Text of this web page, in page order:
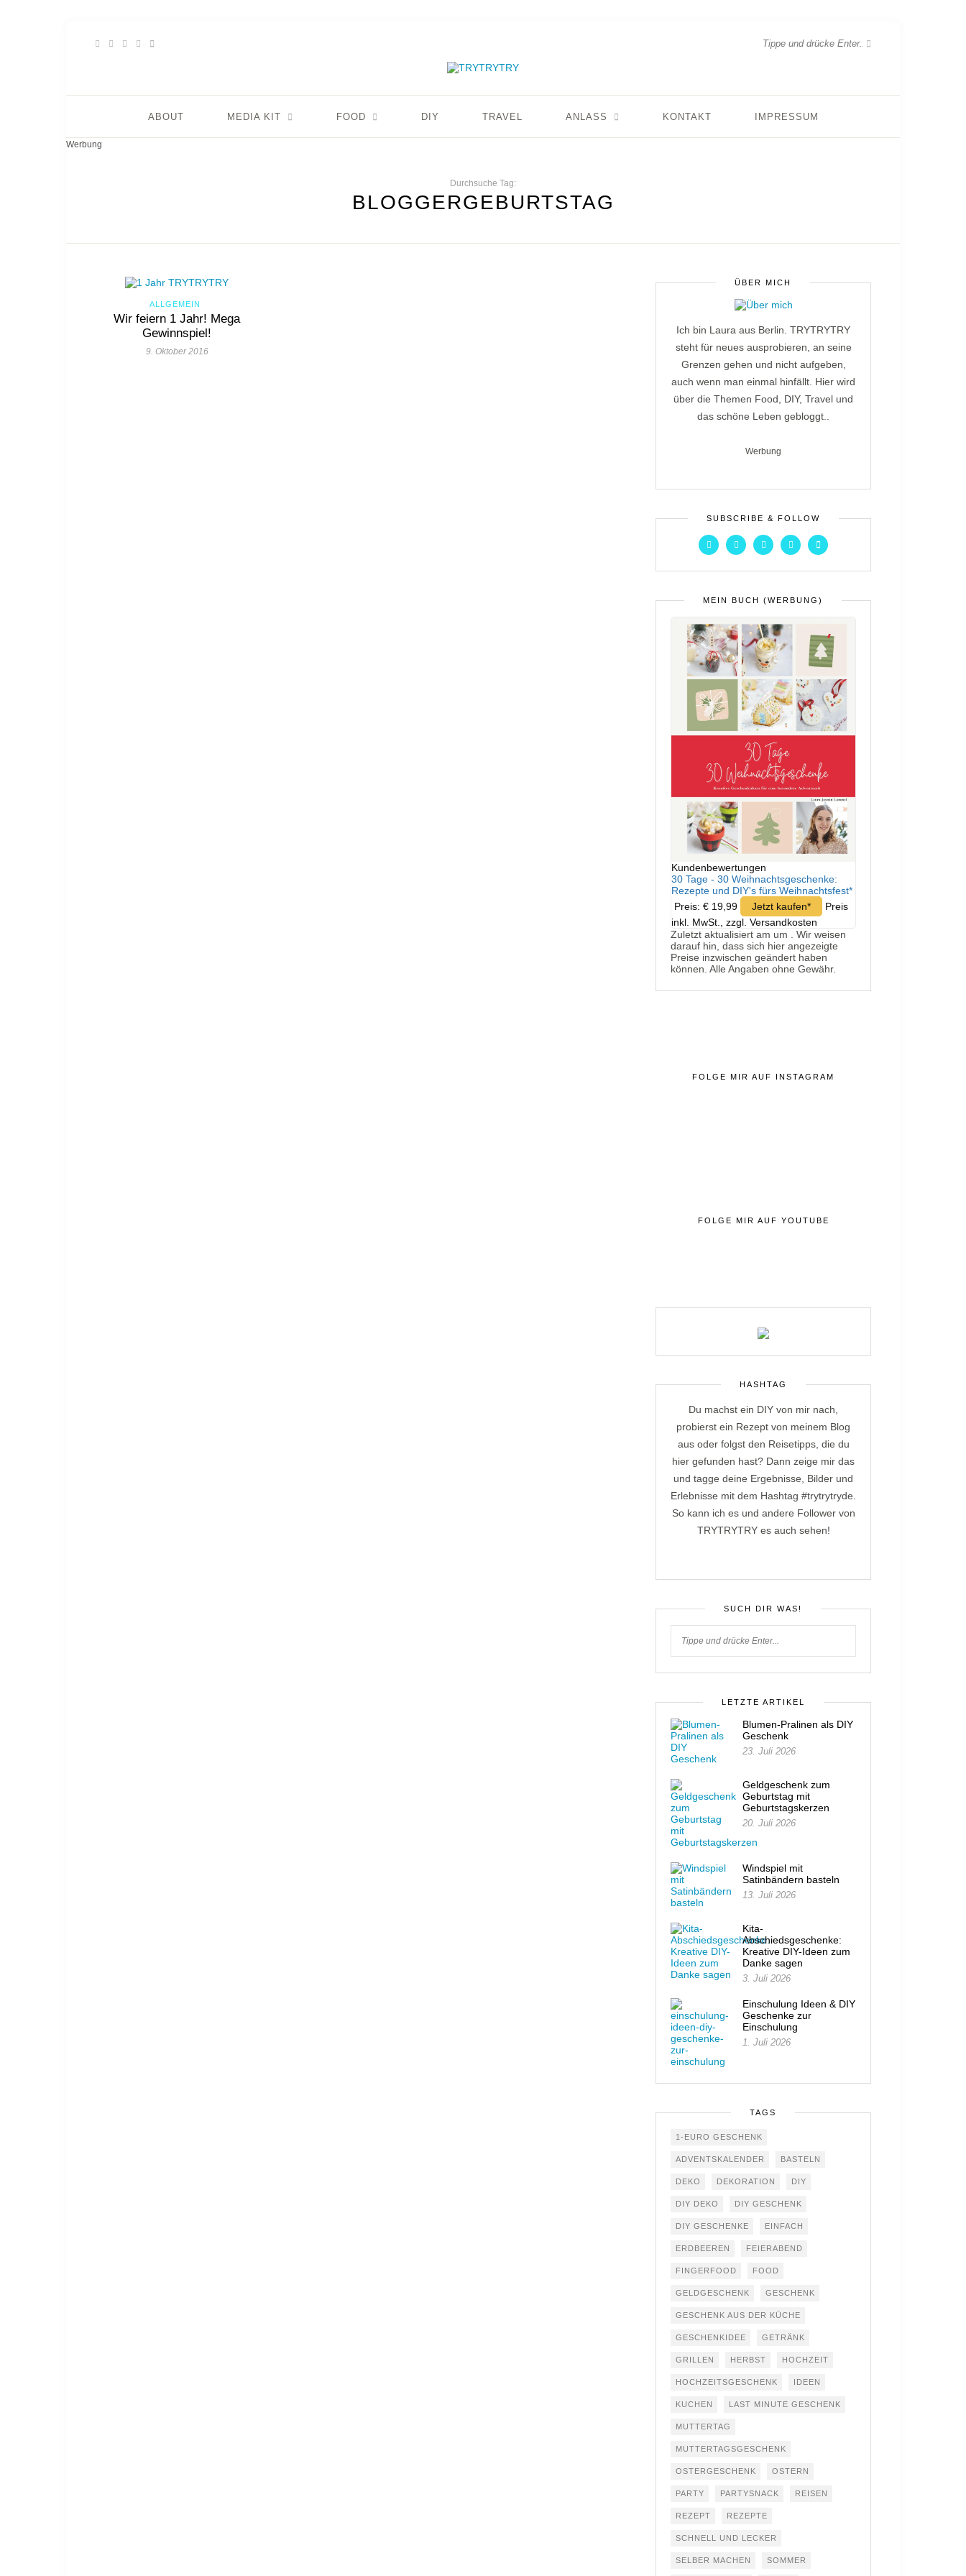
ABOUT MEDIA KIT FOOD DIY TRAVEL ANLASS KONTAKT IMPRESSUM
Werbung
Durchsuche Tag:
BLOGGERGEBURTSTAG
ALLGEMEIN
Wir feiern 1 Jahr! Mega
Gewinnspiel!
9. Oktober 2016
ÜBER MICH
Ich bin Laura aus Berlin. TRYTRYTRY
steht für neues ausprobieren, an seine
Grenzen gehen und nicht aufgeben,
auch wenn man einmal hinfällt. Hier wird
über die Themen Food, DIY, Travel und
das schöne Leben gebloggt..
Werbung
SUBSCRIBE & FOLLOW
MEIN BUCH (WERBUNG)
Kundenbewertungen
30 Tage - 30 Weihnachtsgeschenke:
Rezepte und DIY's fürs Weihnachtsfest*
Preis: € 19,99
Jetzt kaufen*
Preis
inkl. MwSt., zzgl. Versandkosten
Zuletzt aktualisiert am um . Wir weisen
darauf hin, dass sich hier angezeigte
Preise inzwischen geändert haben
können. Alle Angaben ohne Gewähr.
FOLGE MIR AUF INSTAGRAM
FOLGE MIR AUF YOUTUBE
HASHTAG
Du machst ein DIY von mir nach,
probierst ein Rezept von meinem Blog
aus oder folgst den Reisetipps, die du
hier gefunden hast? Dann zeige mir das
und tagge deine Ergebnisse, Bilder und
Erlebnisse mit dem Hashtag #trytrytryde.
So kann ich es und andere Follower von
TRYTRYTRY es auch sehen!
SUCH DIR WAS!
LETZTE ARTIKEL
Blumen-Pralinen als DIY
Geschenk
23. Juli 2026
Geldgeschenk zum
Geburtstag mit
Geburtstagskerzen
20. Juli 2026
Windspiel mit
Satinbändern basteln
13. Juli 2026
Kita-
Abschiedsgeschenke:
Kreative DIY-Ideen zum
Danke sagen
3. Juli 2026
Einschulung Ideen & DIY
Geschenke zur
Einschulung
1. Juli 2026
TAGS
1-EURO GESCHENK
ADVENTSKALENDER BASTELN
DEKO DEKORATION DIY
DIY DEKO DIY GESCHENK
DIY GESCHENKE EINFACH
ERDBEEREN FEIERABEND
FINGERFOOD FOOD
GELDGESCHENK GESCHENK
GESCHENK AUS DER KÜCHE
GESCHENKIDEE GETRÄNK
GRILLEN HERBST HOCHZEIT
HOCHZEITSGESCHENK IDEEN
KUCHEN LAST MINUTE GESCHENK
MUTTERTAG
MUTTERTAGSGESCHENK
OSTERGESCHENK OSTERN
PARTY PARTYSNACK REISEN
REZEPT REZEPTE
SCHNELL UND LECKER
SELBER MACHEN SOMMER